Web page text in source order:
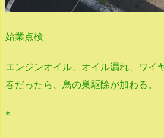
始業点検
エンジンオイル、オイル漏れ、ワイ
春だったら、鳥の巣駆除が加わる。
*